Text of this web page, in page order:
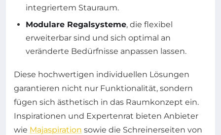
integriertem Stauraum.
Modulare Regalsysteme, die flexibel
erweiterbar sind und sich optimal an
veränderte Bedürfnisse anpassen lassen.
Diese hochwertigen individuellen Lösungen
garantieren nicht nur Funktionalität, sondern
fügen sich ästhetisch in das Raumkonzept ein.
Inspirationen und Expertenrat bieten Anbieter
wie Majaspiration sowie die Schreinerseiten von